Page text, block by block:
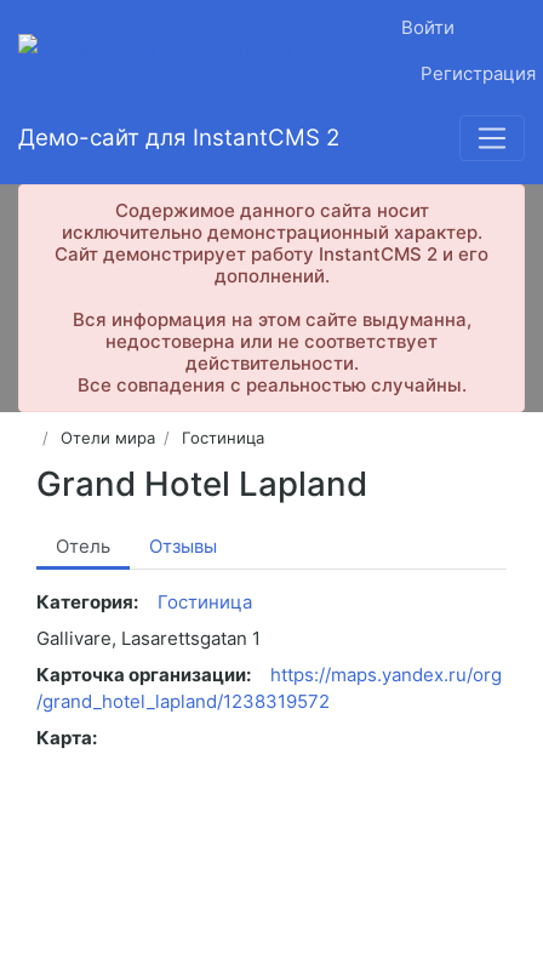
Войти
Регистрация
Демо-сайт для InstantCMS 2
Содержимое данного сайта носит
исключительно демонстрационный характер.
Сайт демонстрирует работу InstantCMS 2 и его
дополнений.
Вся информация на этом сайте выдуманна,
недостоверна или не соответствует
действительности.
Все совпадения с реальностью случайны.
Отели мира Гостиница
Grand Hotel Lapland
Отель Отзывы
Категория:
Гостиница
Gallivare, Lasarettsgatan 1
Карточка организации:
https://maps.yandex.ru/org
/grand_hotel_lapland/1238319572
Карта: